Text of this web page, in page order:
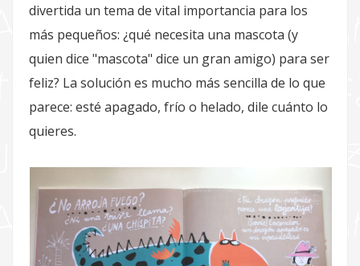
divertida un tema de vital importancia para los
más pequeños: ¿qué necesita una mascota (y
quien dice "mascota" dice un gran amigo) para ser
feliz? La solución es mucho más sencilla de lo que
parece: esté apagado, frío o helado, dile cuánto lo
quieres.